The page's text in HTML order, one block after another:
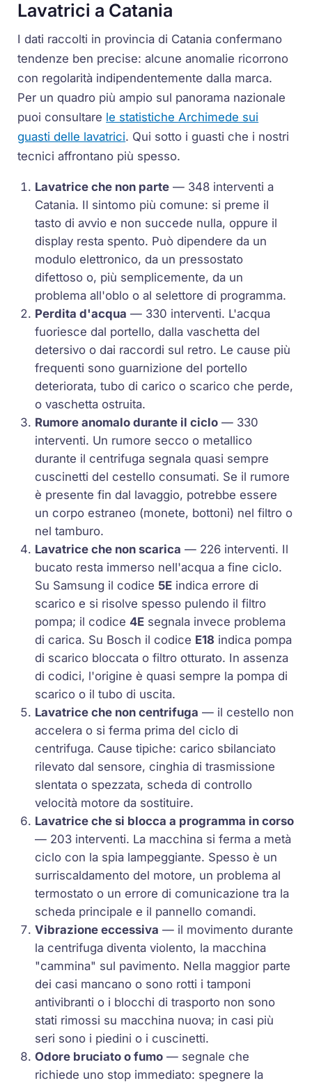
Lavatrici a Catania
I dati raccolti in provincia di Catania confermano
tendenze ben precise: alcune anomalie ricorrono
con regolarità indipendentemente dalla marca.
Per un quadro più ampio sul panorama nazionale
puoi consultare le statistiche Archimede sui
guasti delle lavatrici. Qui sotto i guasti che i nostri
tecnici affrontano più spesso.
Lavatrice che non parte — 348 interventi a
Catania. Il sintomo più comune: si preme il
tasto di avvio e non succede nulla, oppure il
display resta spento. Può dipendere da un
modulo elettronico, da un pressostato
difettoso o, più semplicemente, da un
problema all'oblo o al selettore di programma.
Perdita d'acqua — 330 interventi. L'acqua
fuoriesce dal portello, dalla vaschetta del
detersivo o dai raccordi sul retro. Le cause più
frequenti sono guarnizione del portello
deteriorata, tubo di carico o scarico che perde,
o vaschetta ostruita.
Rumore anomalo durante il ciclo — 330
interventi. Un rumore secco o metallico
durante il centrifuga segnala quasi sempre
cuscinetti del cestello consumati. Se il rumore
è presente fin dal lavaggio, potrebbe essere
un corpo estraneo (monete, bottoni) nel filtro o
nel tamburo.
Lavatrice che non scarica — 226 interventi. Il
bucato resta immerso nell'acqua a fine ciclo.
Su Samsung il codice 5E indica errore di
scarico e si risolve spesso pulendo il filtro
pompa; il codice4E segnala invece problema
di carica. Su Bosch il codice E18 indica pompa
di scarico bloccata o filtro otturato. In assenza
di codici, l'origine è quasi sempre la pompa di
scarico o il tubo di uscita.
Lavatrice che non centrifuga — il cestello non
accelera o si ferma prima del ciclo di
centrifuga. Cause tipiche: carico sbilanciato
rilevato dal sensore, cinghia di trasmissione
slentata o spezzata, scheda di controllo
velocità motore da sostituire.
Lavatrice che si blocca a programma in corso
— 203 interventi. La macchina si ferma a metà
ciclo con la spia lampeggiante. Spesso è un
surriscaldamento del motore, un problema al
termostato o un errore di comunicazione tra la
scheda principale e il pannello comandi.
Vibrazione eccessiva — il movimento durante
la centrifuga diventa violento, la macchina
"cammina" sul pavimento. Nella maggior parte
dei casi mancano o sono rotti i tamponi
antivibranti o i blocchi di trasporto non sono
stati rimossi su macchina nuova; in casi più
seri sono i piedini o i cuscinetti.
Odore bruciato o fumo — segnale che
richiede uno stop immediato: spegnere la